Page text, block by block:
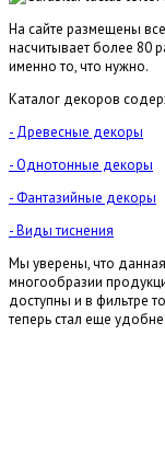
На сайте размещены
насчитывает более 80
именно то, что нужно.
Каталог декоров
- Древесные декоры
- Однотонные декоры
- Фантазийные декоры
- Виды тиснения
Мы уверены, что данная
многообразии
доступны и в фильтре
теперь стал еще